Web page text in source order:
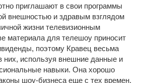
приглашают в свои программы
внешностью и здравым взглядом
жизни телевизионным
материала для телешоу приносит
поэтому Кравец весьма
них, используя внешние данные и
навыки. Она хорошо
шоу-бизнеса еще с тех времен,